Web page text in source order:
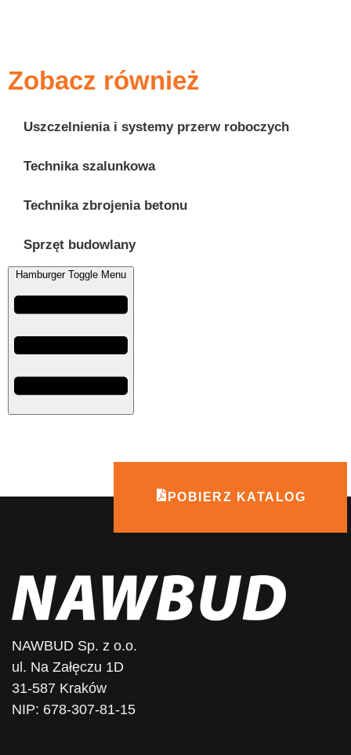
Zobacz również
Uszczelnienia i systemy przerw roboczych
Technika szalunkowa
Technika zbrojenia betonu
Sprzęt budowlany
Hamburger Toggle Menu
POBIERZ KATALOG
NAWBUD Sp. z o.o.
ul. Na Załęczu 1D
31-587 Kraków
NIP: 678-307-81-15